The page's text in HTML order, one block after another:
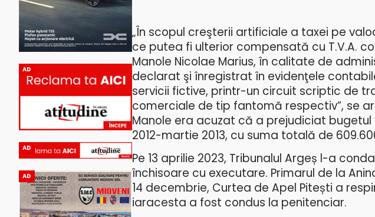
AD
AD
AD
„În scopul creşterii artificiale a taxei pe
ce putea fi ulterior compensată cu T.V.A.
Manole Nicolae Marius, în calitate de
declarat şi înregistrat în evidenţele
servicii fictive, printr-un circuit scriptic de
comerciale de tip fantomă respectiv”, se
Manole era acuzat că a prejudiciat
2012-martie 2013, cu suma totală de
Pe 13 aprilie 2023, Tribunalul Argeș l-a
închisoare cu executare. Primarul de la
14 decembrie, Curtea de Apel Pitești a
iaracesta a fost condus la penitenciar.